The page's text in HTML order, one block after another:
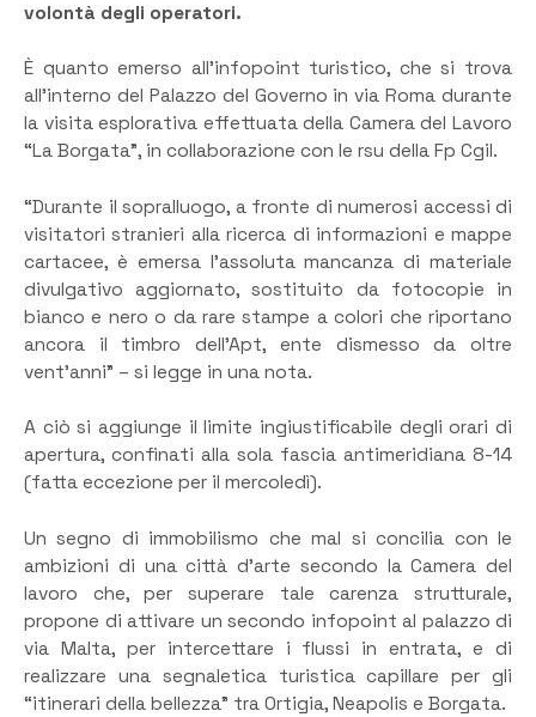
volontà degli operatori.
È quanto emerso all’infopoint turistico, che si trova
all’interno del Palazzo del Governo in via Roma durante
la visita esplorativa effettuata della Camera del Lavoro
“La Borgata”, in collaborazione con le rsu della Fp Cgil.
“Durante il sopralluogo, a fronte di numerosi accessi di
visitatori stranieri alla ricerca di informazioni e mappe
cartacee, è emersa l’assoluta mancanza di materiale
divulgativo aggiornato, sostituito da fotocopie in
bianco e nero o da rare stampe a colori che riportano
ancora il timbro dell’Apt, ente dismesso da oltre
vent’anni” – si legge in una nota.
A ciò si aggiunge il limite ingiustificabile degli orari di
apertura, confinati alla sola fascia antimeridiana 8-14
(fatta eccezione per il mercoledì).
Un segno di immobilismo che mal si concilia con le
ambizioni di una città d’arte secondo la Camera del
lavoro che, per superare tale carenza strutturale,
propone di attivare un secondo infopoint al palazzo di
via Malta, per intercettare i flussi in entrata, e di
realizzare una segnaletica turistica capillare per gli
“itinerari della bellezza” tra Ortigia, Neapolis e Borgata.